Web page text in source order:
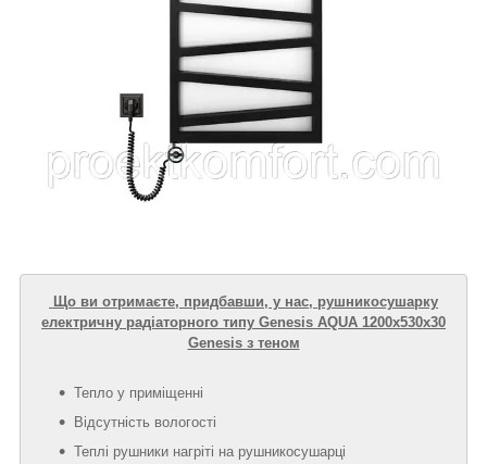
Що ви отримаєте, придбавши, у нас, рушникосушарку
електричну радіаторного типу Genesis AQUA 1200х530х30
Genesis з теном
Тепло у приміщенні
Відсутність вологості
Теплі рушники нагріті на рушникосушарці